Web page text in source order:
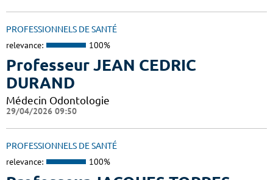
PROFESSIONNELS DE SANTÉ
relevance: 100%
Professeur JEAN CEDRIC
DURAND
Médecin Odontologie
29/04/2026 09:50
PROFESSIONNELS DE SANTÉ
relevance: 100%